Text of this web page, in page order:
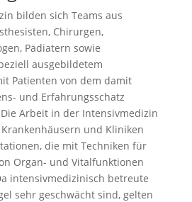
bilden sich Teams aus
Chirurgen,
Pädiatern sowie
ausgebildetem
Patienten von dem damit
und Erfahrungsschatz
Arbeit in der Intensivmedizin
und Kliniken
die mit Techniken für
Organ- und Vitalfunktionen
intensivmedizinisch betreute
sehr geschwächt sind, gelten